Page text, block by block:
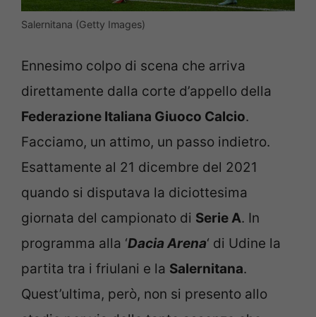
Salernitana (Getty Images)
Ennesimo colpo di scena che arriva
direttamente dalla corte d’appello della
Federazione Italiana Giuoco Calcio.
Facciamo, un attimo, un passo indietro.
Esattamente al 21 dicembre del 2021
quando si disputava la diciottesima
giornata del campionato di Serie A. In
programma alla ‘Dacia Arena‘ di Udine la
partita tra i friulani e la Salernitana.
Quest’ultima, però, non si presento allo